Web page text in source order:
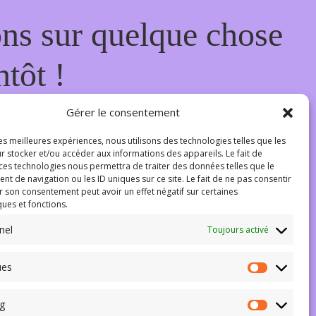
Gérer le consentement
meilleures expériences, nous utilisons des technologies telles que les
stocker et/ou accéder aux informations des appareils. Le fait de
technologies nous permettra de traiter des données telles que le
de navigation ou les ID uniques sur ce site. Le fait de ne pas consentir
son consentement peut avoir un effet négatif sur certaines
et fonctions.
Toujours activé
Marketing
sur quelque chose
!